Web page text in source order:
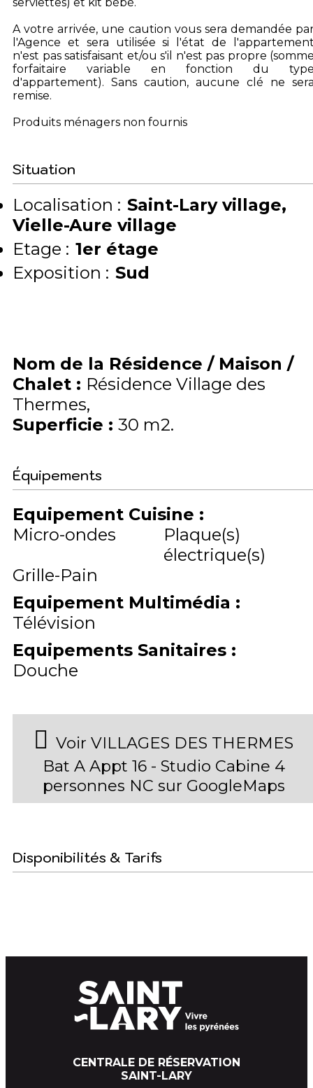
A votre arrivée, une caution vous sera demandée
l'Agence et sera utilisée si l'état de
n'est pas satisfaisant et/ou s'il n'est pas propre
forfaitaire variable en fonction du
d'appartement). Sans caution, aucune clé ne
remise.
Produits ménagers non fournis
Situation
Localisation : Saint-Lary village
Vielle-Aure village
Etage : 1er étage
Exposition : Sud
Nom de la Résidence / Maison /
Chalet : Résidence Village des
Thermes
Superficie : 30 m2
Équipements
Equipement Cuisine :
Micro-ondes
Plaque(s)
électrique(s)
Grille-Pain
Equipement Multimédia :
Télévision
Equipements Sanitaires :
Douche
Voir VILLAGES DES THERMES
Bat A Appt 16 - Studio Cabine 4
personnes NC sur GoogleMaps
Disponibilités & Tarifs
CENTRALE DE RÉSERVATION
SAINT-LARY